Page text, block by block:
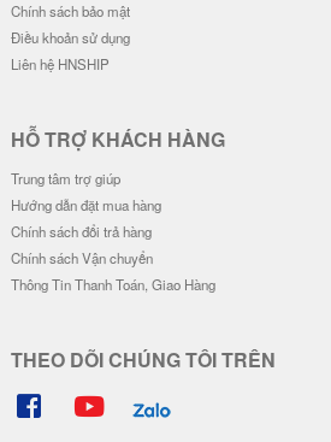
ữ Ký
Đơn giá
Số lượng
30.000 đ
28.000 đ
-
26.000 đ
-